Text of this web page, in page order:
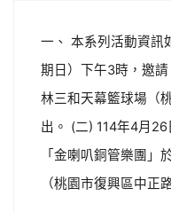
一、 本系列活動資訊
期日）下午3時，邀
林三和天幕籃球場（
出。 (二) 114年4月
「金喇叭銅管樂團」
（桃園市復興區中正